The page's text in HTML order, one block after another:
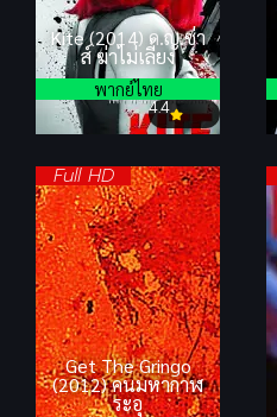
Kite (2014) ด.ญ.ซ่า
ส์ ฆ่าไม่เลี้ยง
4.4
พากย์ไทย
Full HD
Get The Gringo
(2012) คนมหากาฬ
ระอุ